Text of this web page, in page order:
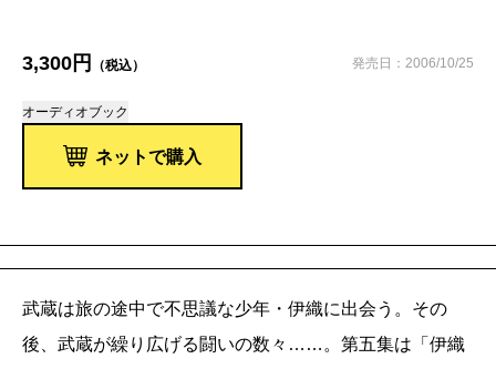
3,300円 （税込） 発売日：2006/10/25
オーディオブック
ネットで購入
武蔵は旅の途中で不思議な少年・伊織に出会う。その
後、武蔵が繰り広げる闘いの数々……。第五集は「伊織